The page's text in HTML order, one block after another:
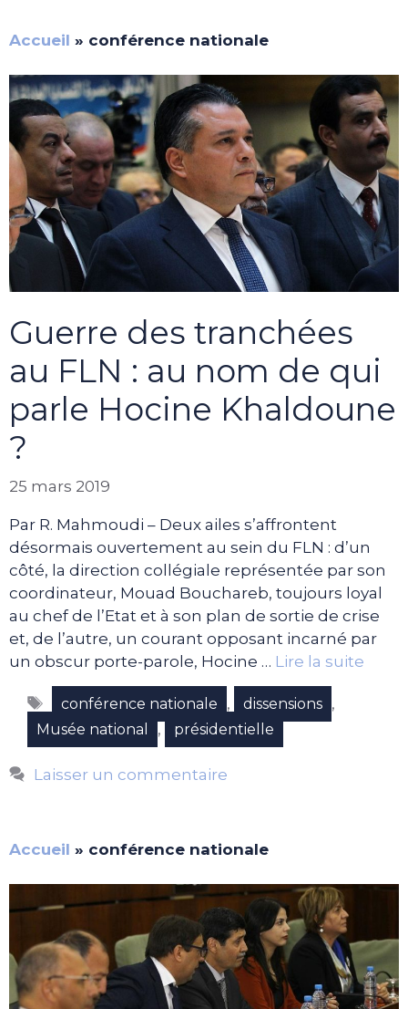
Accueil » conférence nationale
Guerre des tranchées
au FLN : au nom de qui
parle Hocine Khaldoune
?
25 mars 2019
Par R. Mahmoudi – Deux ailes s’affrontent
désormais ouvertement au sein du FLN : d’un
côté, la direction collégiale représentée par son
coordinateur, Mouad Bouchareb, toujours loyal
au chef de l’Etat et à son plan de sortie de crise
et, de l’autre, un courant opposant incarné par
un obscur porte-parole, Hocine … Lire la suite
Étiquettes
conférence nationale , dissensions ,
Musée national , présidentielle
Laisser un commentaire
Accueil » conférence nationale